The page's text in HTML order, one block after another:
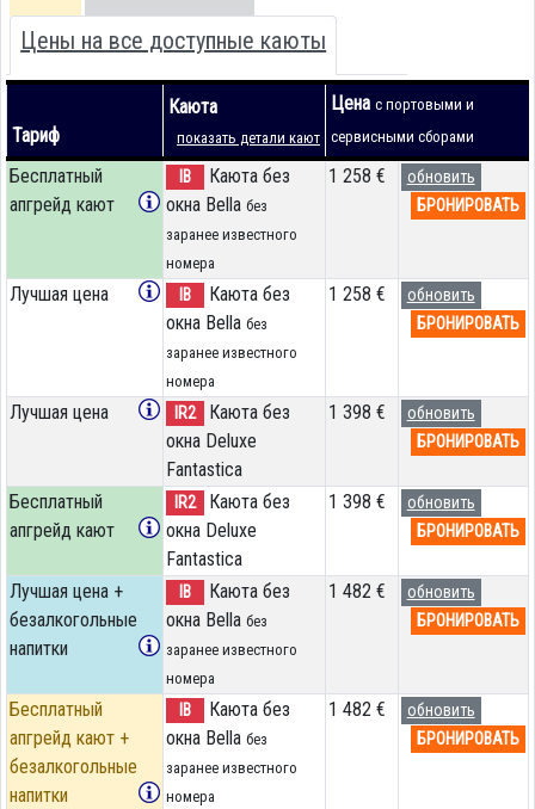
Цены на все доступные каюты
Тариф
Каюта
показать детали кают
Цена с портовыми и
сервисными сборами
Бесплатный
апгрейд кают
IB
Каюта без
окна Bella без
заранее известного
номера
1 258 €
обновить
БРОНИРОВАТЬ
Лучшая цена IB
Каюта без
окна Bella без
заранее известного
номера
1 258 €
обновить
БРОНИРОВАТЬ
Лучшая цена IR2
Каюта без
окна Deluxe
Fantastica
1 398 €
обновить
БРОНИРОВАТЬ
Бесплатный
апгрейд кают
IR2
Каюта без
окна Deluxe
Fantastica
1 398 €
обновить
БРОНИРОВАТЬ
Лучшая цена +
безалкогольные
напитки
IB
Каюта без
окна Bella без
заранее известного
номера
1 482 €
обновить
БРОНИРОВАТЬ
Бесплатный
апгрейд кают +
безалкогольные
напитки
IB
Каюта без
окна Bella без
заранее известного
номера
1 482 €
обновить
БРОНИРОВАТЬ